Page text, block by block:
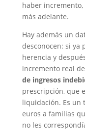
haber
más adelante.
Hay además un
desconocen: si ya
herencia y
incremento real
de ingresos
prescripción, que
liquidación. Es un
euros a familias
no les